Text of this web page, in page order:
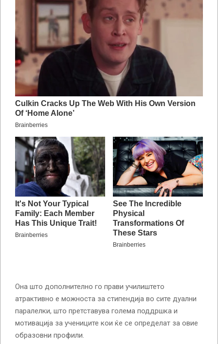
Она што дополнително го прави училиштето
атрактивно е можноста за стипендија во сите дуални
паралелки, што претставува голема поддршка и
мотивација за учениците кои ќе се определат за овие
образовни профили.